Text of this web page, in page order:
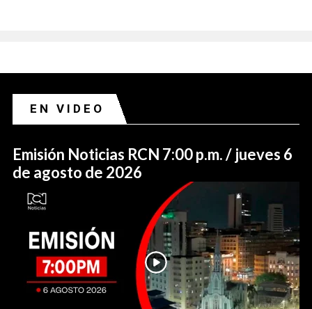
EN VIDEO
Emisión Noticias RCN 7:00 p.m. / jueves 6
de agosto de 2026